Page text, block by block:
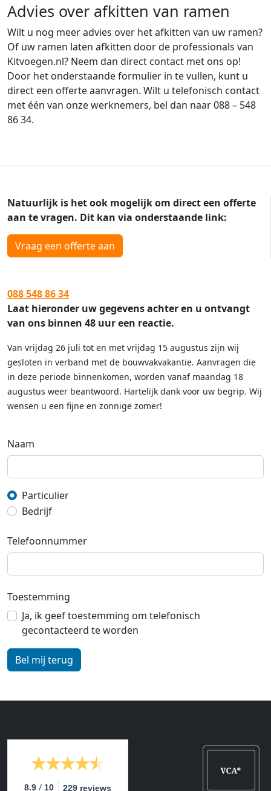
Advies over afkitten van ramen
Wilt u nog meer advies over het afkitten van uw ramen?
Of uw ramen laten afkitten door de professionals van
Kitvoegen.nl? Neem dan direct contact met ons op!
Door het onderstaande formulier in te vullen, kunt u
direct een offerte aanvragen. Wilt u telefonisch contact
met één van onze werknemers, bel dan naar 088 – 548
86 34.
Natuurlijk is het ook mogelijk om direct een offerte
aan te vragen. Dit kan via onderstaande link:
Vraag een offerte aan
088 548 86 34
Laat hieronder uw gegevens achter en u ontvangt
van ons binnen 48 uur een reactie.
Van vrijdag 26 juli tot en met vrijdag 15 augustus zijn wij
gesloten in verband met de bouwvakvakantie. Aanvragen die
in deze periode binnenkomen, worden vanaf maandag 18
augustus weer beantwoord. Hartelijk dank voor uw begrip. Wij
wensen u een fijne en zonnige zomer!
Naam
Particulier
Bedrijf
Telefoonnummer
Toestemming
Ja, ik geef toestemming om telefonisch
gecontacteerd te worden
8.9 / 10 229 reviews